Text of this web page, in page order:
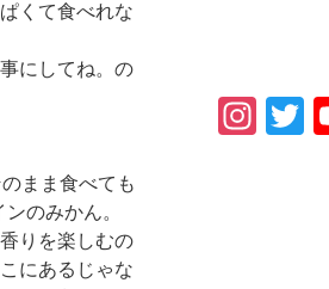
くて食べれな
にしてね。の
まま食べても
のみかん。
りを楽しむの
にあるじゃな
In
T